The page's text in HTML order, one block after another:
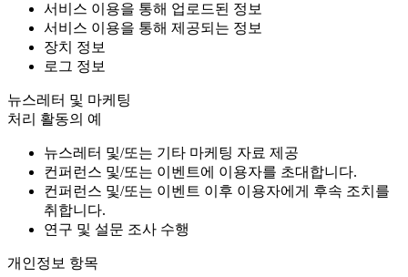
서비스 이용을 통해 업로드된 정보
서비스 이용을 통해 제공되는 정보
장치 정보
로그 정보
뉴스레터 및 마케팅
처리 활동의 예
뉴스레터 및/또는 기타 마케팅 자료 제공
컨퍼런스 및/또는 이벤트에 이용자를 초대합니다.
컨퍼런스 및/또는 이벤트 이후 이용자에게 후속 조치를
취합니다.
연구 및 설문 조사 수행
개인정보 항목